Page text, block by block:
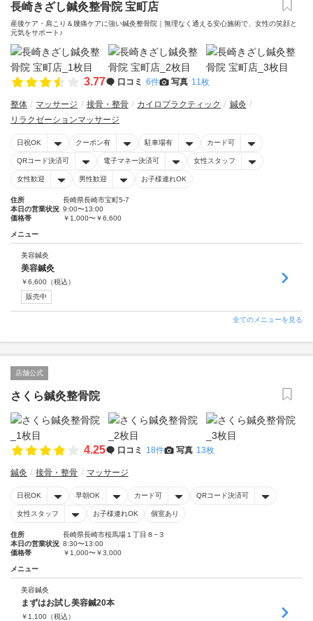
長崎きざし鍼灸整骨院 宝町店
産後ケア・肩こり＆腰痛ケアに強い鍼灸整骨院｜無理なく通える安心施術で、女性の笑顔と
元気をサポート♪
3.77 口コミ 6件 写真 11枚
整体 マッサージ 接骨・整骨 カイロプラクティック
鍼灸
リラクゼーションマッサージ
日祝OK クーポン有 駐車場有 カード可
QRコード決済可 電子マネー決済可 女性スタッフ
女性歓迎 男性歓迎 お子様連れOK
住所
長崎県長崎市宝町5-7
本日の営業状況 9:00〜13:00
価格帯
￥1,000〜￥6,600
メニュー
美容鍼灸
美容鍼灸
￥6,600 （税込）
販売中
全てのメニューを見る
店舗公式
さくら鍼灸整骨院
4.25 口コミ 18件 写真 13枚
鍼灸 接骨・整骨 マッサージ
日祝OK 早朝OK カード可 QRコード決済可
女性スタッフ お子様連れOK 個室あり
住所
長崎県長崎市桜馬場１丁目８−３
本日の営業状況 8:30〜13:00
価格帯
￥1,000〜￥3,000
メニュー
美容鍼灸
まずはお試し美容鍼20本
￥ 1,100 （税込）